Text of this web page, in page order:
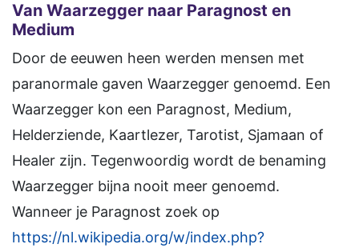
Van Waarzegger naar Paragnost en
Medium
Door de eeuwen heen werden mensen met
paranormale gaven Waarzegger genoemd. Een
Waarzegger kon een Paragnost, Medium,
Helderziende, Kaartlezer, Tarotist, Sjamaan of
Healer zijn. Tegenwoordig wordt de benaming
Waarzegger bijna nooit meer genoemd.
Wanneer je Paragnost zoek op
https://nl.wikipedia.org/w/index.php?